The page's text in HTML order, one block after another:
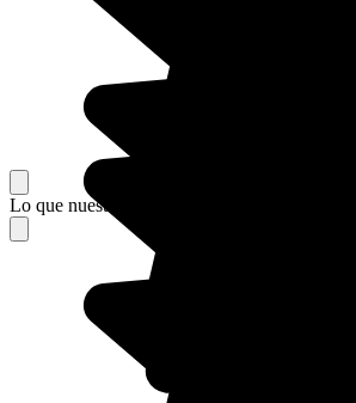
Lo que nuestros viajeros piensan de su estancia